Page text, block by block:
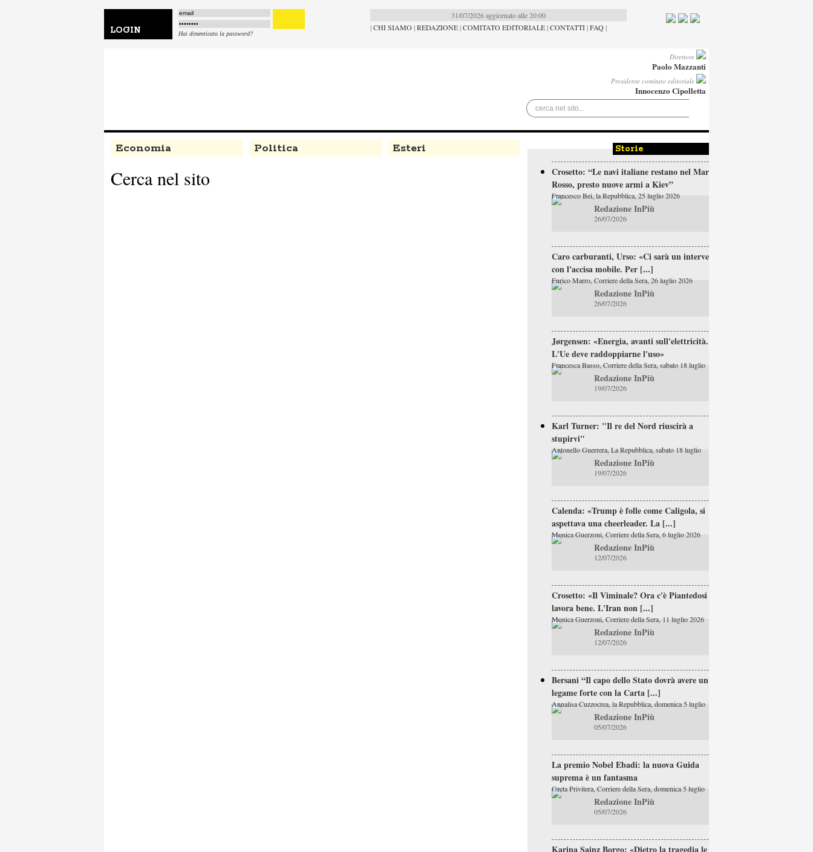
LOGIN Hai dimenticato la password?
31/07/2026 aggiornato alle 20:00
|CHI SIAMO|REDAZIONE|COMITATO EDITORIALE|CONTATTI|FAQ|
Direttore
Paolo Mazzanti
Presidente comitato editoriale
Innocenzo Cipolletta
Storie
Crosetto: “Le navi italiane restano nel Mar
Rosso, presto nuove armi a Kiev”
Francesco Bei, la Repubblica, 25 luglio 2026
Redazione InPiù
26/07/2026
Caro carburanti, Urso: «Ci sarà un intervento
con l'accisa mobile. Per [...]
Enrico Marro, Corriere della Sera, 26 luglio 2026
Redazione InPiù
26/07/2026
Jørgensen: «Energia, avanti sull'elettricità.
L'Ue deve raddoppiarne l'uso»
Francesca Basso, Corriere della Sera, sabato 18 luglio
Redazione InPiù
19/07/2026
Karl Turner: "Il re del Nord riuscirà a
stupirvi"
Antonello Guerrera, La Repubblica, sabato 18 luglio
Redazione InPiù
19/07/2026
Calenda: «Trump è folle come Caligola, si
aspettava una cheerleader. La [...]
Monica Guerzoni, Corriere della Sera, 6 luglio 2026
Redazione InPiù
12/07/2026
Crosetto: «Il Viminale? Ora c'è Piantedosi e
lavora bene. L'Iran non [...]
Monica Guerzoni, Corriere della Sera, 11 luglio 2026
Redazione InPiù
12/07/2026
Bersani “Il capo dello Stato dovrà avere un
legame forte con la Carta [...]
Annalisa Cuzzocrea, la Repubblica, domenica 5 luglio
Redazione InPiù
05/07/2026
La premio Nobel Ebadi: la nuova Guida
suprema è un fantasma
Greta Privitera, Corriere della Sera, domenica 5 luglio
Redazione InPiù
05/07/2026
Karina Sainz Borgo: «Dietro la tragedia le
Economia Politica Esteri
Cerca nel sito